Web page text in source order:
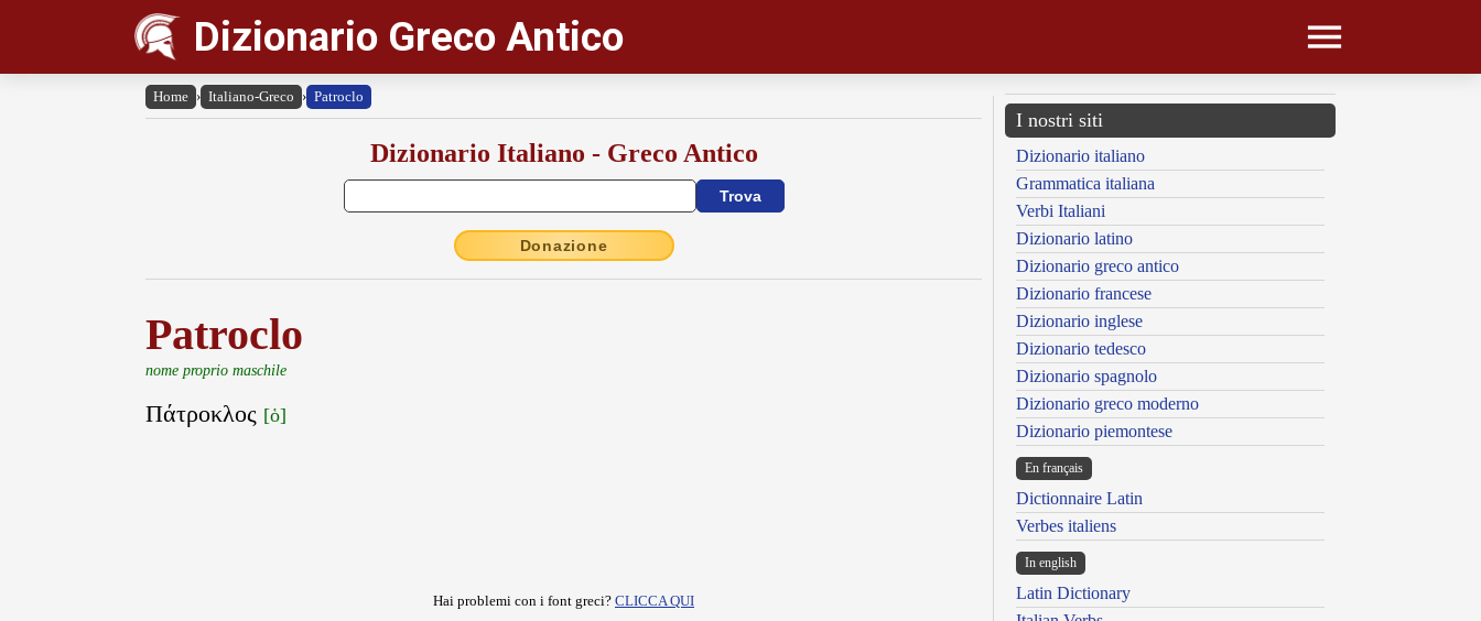
Dizionario Greco Antico
Home › Italiano-Greco › Patroclo
Dizionario Italiano - Greco Antico
Donazione
Patroclo
nome proprio maschile
Πάτροκλος [ὁ]
Hai problemi con i font greci? CLICCA QUI
I nostri siti
Dizionario italiano
Grammatica italiana
Verbi Italiani
Dizionario latino
Dizionario greco antico
Dizionario francese
Dizionario inglese
Dizionario tedesco
Dizionario spagnolo
Dizionario greco moderno
Dizionario piemontese
En français
Dictionnaire Latin
Verbes italiens
In english
Latin Dictionary